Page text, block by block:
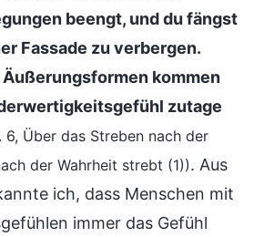
beengt, und du fängst
Fassade zu verbergen.
kommen
zutage
6, Über das Streben nach der
der Wahrheit strebt (1)). Aus
ich, dass Menschen mit
immer das Gefühl